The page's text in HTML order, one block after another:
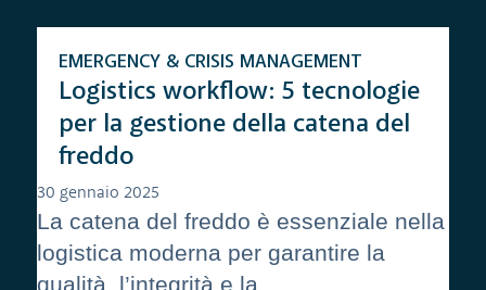
Logistics workflow: 5 tecnologie
per la gestione della catena del
freddo
EMERGENCY & CRISIS MANAGEMENT
30 gennaio 2025
La catena del freddo è essenziale nella
logistica moderna per garantire la
qualità, l’integrità e la...